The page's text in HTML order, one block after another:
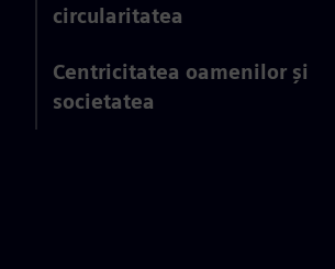
circularitatea
Centricitatea oamenilor și
societatea